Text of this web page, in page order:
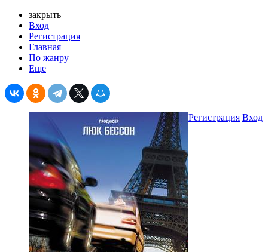
закрыть
Вход
Регистрация
Главная
По жанру
Еще
Регистрация Вход